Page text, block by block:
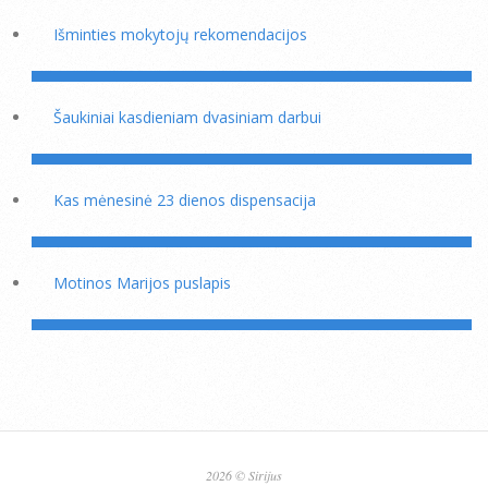
Išminties mokytojų rekomendacijos
Šaukiniai kasdieniam dvasiniam darbui
Kas mėnesinė 23 dienos dispensacija
Motinos Marijos puslapis
2026 © Sirijus